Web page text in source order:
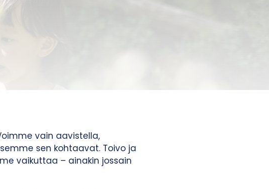
vain aavistella,
sen kohtaavat. Toivo ja
vaikuttaa – ainakin jossain